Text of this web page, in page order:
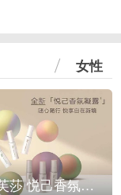
女性
IPSA茵芙莎 悦己香氛凝露上市